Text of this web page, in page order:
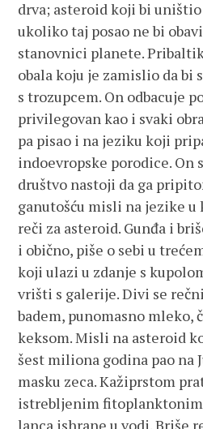
drva; asteroid koji bi
ukoliko taj posao ne bi
stanovnici planete.
obala koju je zamislio da bi
s trozupcem. On odbacuje
privilegovan kao i svaki
pa pisao i na jeziku koji
indoevropske porodice. On
društvo nastoji da ga
ganutošću misli na jezike u
reči za asteroid. Gunđa i
i obično, piše o sebi u
koji ulazi u zdanje s
vrišti s galerije. Divi se
badem, punomasno mleko,
keksom. Misli na asteroid
šest miliona godina pao na
masku zeca. Kažiprstom
istrebljenim
lanca ishrane u vodi. Briše